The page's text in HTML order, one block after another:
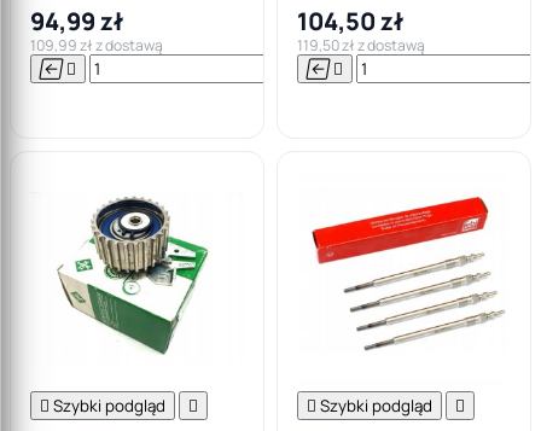
94,99 zł
109,99 zł z dostawą
  

104,50 zł
119,50 zł z dostawą
 
 Szybki podgląd   Szybki podgląd 